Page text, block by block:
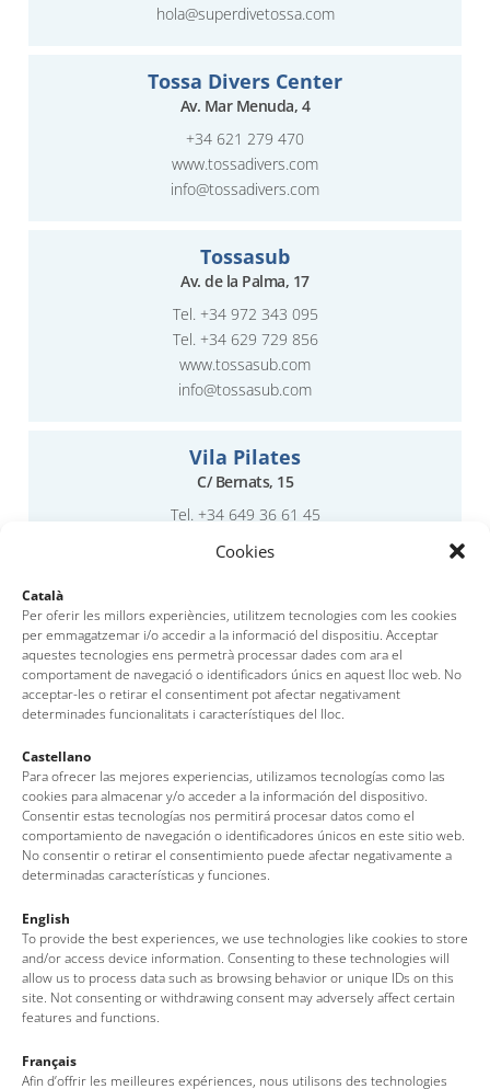
Cookies
Català
Per oferir les millors experiències, utilitzem tecnologies com les cookies
per emmagatzemar i/o accedir a la informació del dispositiu. Acceptar
aquestes tecnologies ens permetrà processar dades com ara el
comportament de navegació o identificadors únics en aquest lloc web. No
acceptar-les o retirar el consentiment pot afectar negativament
determinades funcionalitats i característiques del lloc.
Castellano
Para ofrecer las mejores experiencias, utilizamos tecnologías como las
cookies para almacenar y/o acceder a la información del dispositivo.
Consentir estas tecnologías nos permitirá procesar datos como el
comportamiento de navegación o identificadores únicos en este sitio web.
No consentir o retirar el consentimiento puede afectar negativamente a
determinadas características y funciones.
English
To provide the best experiences, we use technologies like cookies to store
and/or access device information. Consenting to these technologies will
allow us to process data such as browsing behavior or unique IDs on this
site. Not consenting or withdrawing consent may adversely affect certain
features and functions.
Français
Afin d’offrir les meilleures expériences, nous utilisons des technologies
hola@superdivetossa.com
Tossa Divers Center
Av. Mar Menuda, 4
+34 621 279 470
www.tossadivers.com
info@tossadivers.com
Tossasub
Av. de la Palma, 17
Tel. +34 972 343 095
Tel. +34 629 729 856
www.tossasub.com
info@tossasub.com
Vila Pilates
C/ Bernats, 15
Tel. +34 649 36 61 45
www.vilapilates.studio
Water Sport Station
Cala Giverola
Tel.+34 620 565 075
http://www.watersportstation.net/es
watersportstation@hotmail.com
Oficina de Turismo de Tossa de Mar